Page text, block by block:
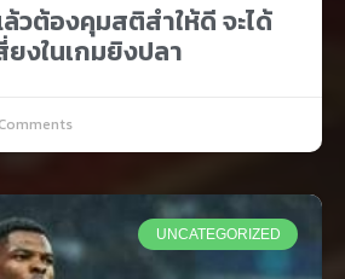
วต้องคุมสติสำให้ดี จะได้
งในเกมยิงปลา
UNCATEGORIZED